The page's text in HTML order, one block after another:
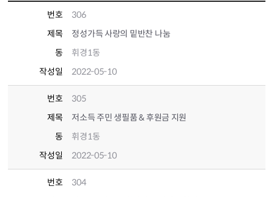
번호
306
제목
정성가득 사랑의 밑반찬 나눔
동
휘경1동
작성일
2022-05-10
번호
305
제목
저소득 주민 생필품 & 후원금 지원
동
휘경1동
작성일
2022-05-10
번호
304